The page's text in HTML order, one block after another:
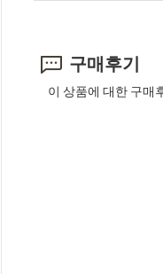
구매후기
이 상품에 대한 구매